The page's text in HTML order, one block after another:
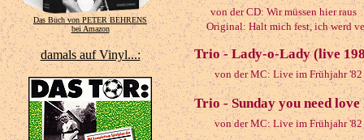
Das Buch von PETER BEHRENS
bei Amazon
damals auf Vinyl...:
von der CD: Wir müssen hier raus
Original: Halt mich fest, ich werd
Trio - Lady-o-Lady (live
von der MC: Live im Frühjahr '82
Trio - Sunday you need
von der MC: Live im Frühjahr '82